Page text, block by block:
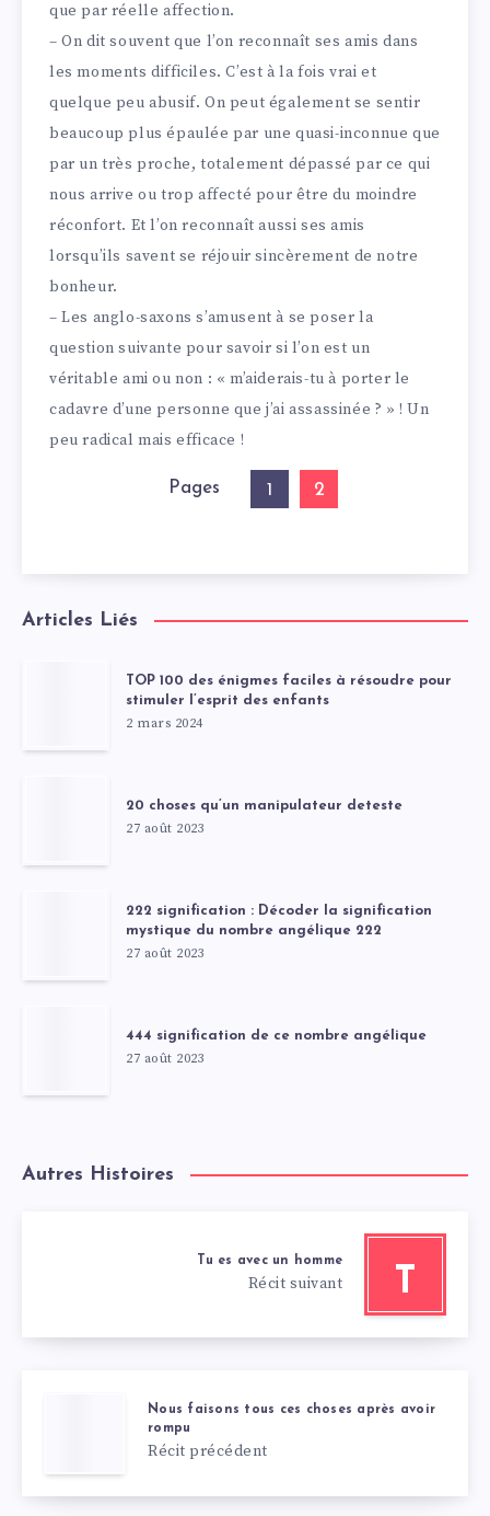
que par réelle affection.
– On dit souvent que l’on reconnaît ses amis dans
les moments difficiles. C’est à la fois vrai et
quelque peu abusif. On peut également se sentir
beaucoup plus épaulée par une quasi-inconnue que
par un très proche, totalement dépassé par ce qui
nous arrive ou trop affecté pour être du moindre
réconfort. Et l’on reconnaît aussi ses amis
lorsqu’ils savent se réjouir sincèrement de notre
bonheur.
– Les anglo-saxons s’amusent à se poser la
question suivante pour savoir si l’on est un
véritable ami ou non : « m’aiderais-tu à porter le
cadavre d’une personne que j’ai assassinée ? » ! Un
peu radical mais efficace !
Pages 1 2
Articles Liés
TOP 100 des énigmes faciles à résoudre pour
stimuler l’esprit des enfants
2 mars 2024
20 choses qu’un manipulateur deteste
27 août 2023
222 signification : Décoder la signification
mystique du nombre angélique 222
27 août 2023
444 signification de ce nombre angélique
27 août 2023
Autres Histoires
T
Tu es avec un homme
Récit suivant
Nous faisons tous ces choses après avoir
rompu
Récit précédent